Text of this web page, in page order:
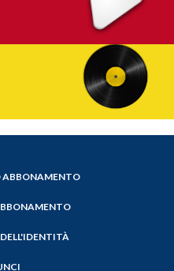
ABBONAMENTO